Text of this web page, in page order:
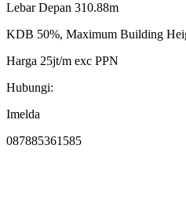
Lebar Depan 310.88m
KDB 50%, Maximum Building
Harga 25jt/m exc PPN
Hubungi:
Imelda
087885361585